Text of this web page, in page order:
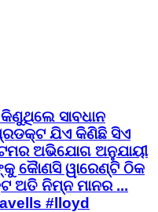
ସାବଧାନ
ଯିଏ କିଣିଛି ସିଏ
ଅଭିଯୋଗ ଅନୁଯାୟୀ
କୈାଣସି ୱାରେଣ୍ଟି ଠିକ
ଅତି ନିମ୍ନ ମାନର ...
#lloyd